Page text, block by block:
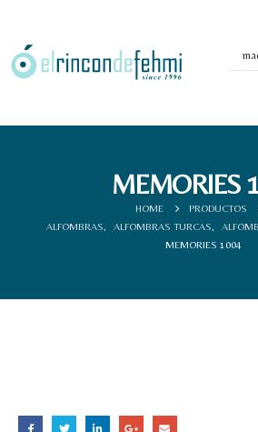
MEMORIES
HOME
PRODUCTOS
ALFOMBRAS
ALFOMBRAS TURCAS
MEMORIES 1004